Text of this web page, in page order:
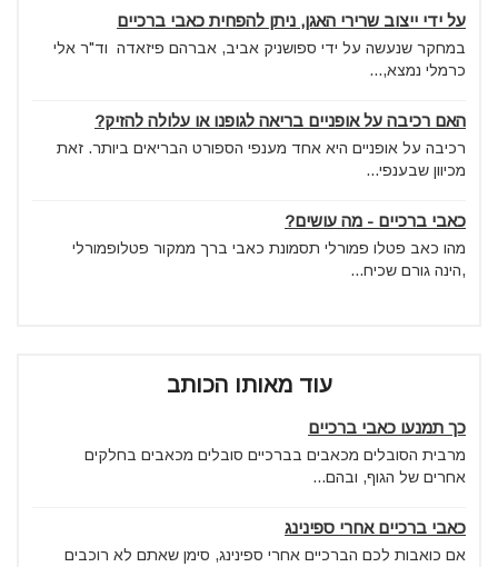
על ידי ייצוב שרירי האגן, ניתן להפחית כאבי ברכיים
במחקר שנעשה על ידי ספושניק אביב, אברהם פיזאדה וד"ר אלי
כרמלי נמצא,...
האם רכיבה על אופניים בריאה לגופנו או עלולה להזיק?
רכיבה על אופניים היא אחד מענפי הספורט הבריאים ביותר. זאת
מכיוון שבענפי...
כאבי ברכיים - מה עושים?
מהו כאב פטלו פמורלי תסמונת כאבי ברך ממקור פטלופמורלי
,הינה גורם שכיח...
עוד מאותו הכותב
כך תמנעו כאבי ברכיים
מרבית הסובלים מכאבים בברכיים סובלים מכאבים בחלקים
אחרים של הגוף, ובהם...
כאבי ברכיים אחרי ספינינג
אם כואבות לכם הברכיים אחרי ספינינג, סימן שאתם לא רוכבים